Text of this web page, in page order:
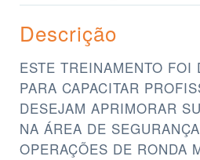
Descrição
ESTE TREINAMENTO FOI
PARA CAPACITAR
DESEJAM APRIMORAR
NA ÁREA DE
OPERAÇÕES DE RONDA